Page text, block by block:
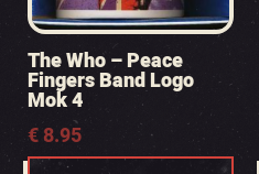
The Who – Peace
Fingers Band Logo
Mok 4
€8.95